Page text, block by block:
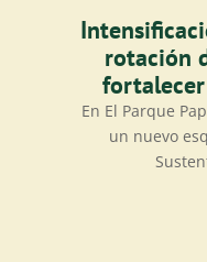
rotación
En El Parque
un nuevo